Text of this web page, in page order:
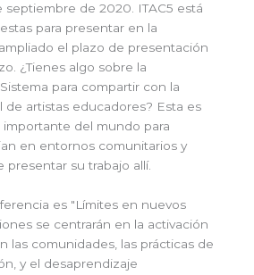
septiembre de 2020. ITAC5 está
para presentar en la
el plazo de presentación
¿Tienes algo sobre la
para compartir con la
de artistas educadores? Esta es
importante del mundo para
en entornos comunitarios y
presentar su trabajo allí.
es "Límites en nuevos
se centrarán en la activación
las comunidades, las prácticas de
y el desaprendizaje